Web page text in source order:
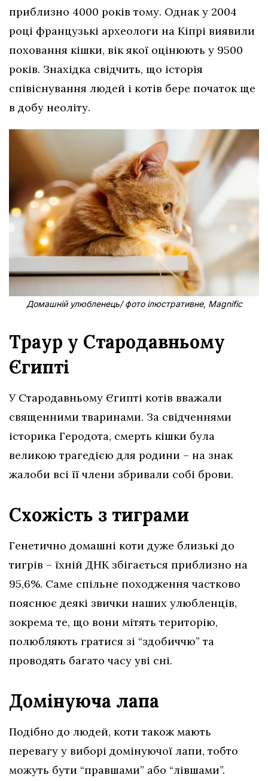
приблизно 4000 років тому. Однак у 2004
році французькі археологи на Кіпрі виявили
поховання кішки, вік якої оцінюють у 9500
років. Знахідка свідчить, що історія
співіснування людей і котів бере початок ще
в добу неоліту.
Домашній улюбленець/ фото ілюстративне, Magnific
Траур у Стародавньому
Єгипті
У Стародавньому Єгипті котів вважали
священними тваринами. За свідченнями
історика Геродота, смерть кішки була
великою трагедією для родини – на знак
жалоби всі її члени збривали собі брови.
Схожість з тиграми
Генетично домашні коти дуже близькі до
тигрів – їхній ДНК збігається приблизно на
95,6%. Саме спільне походження частково
пояснює деякі звички наших улюбленців,
зокрема те, що вони мітять територію,
полюбляють гратися зі “здобиччю” та
проводять багато часу уві сні.
Домінуюча лапа
Подібно до людей, коти також мають
перевагу у виборі домінуючої лапи, тобто
можуть бути “правшами” або “лівшами”.